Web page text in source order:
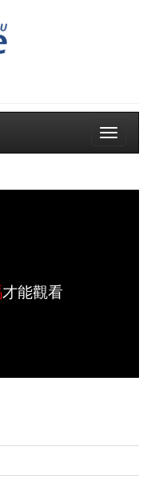
Toggle
才能觀看